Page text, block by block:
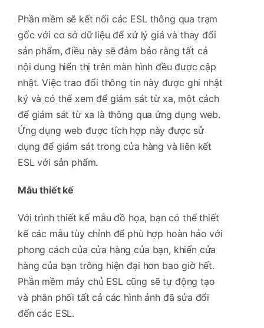
Phần mềm sẽ kết nối các ESL thông qua trạm
gốc với cơ sở dữ liệu để xử lý giá và thay đổi
sản phẩm, điều này sẽ đảm bảo rằng tất cả
nội dung hiển thị trên màn hình đều được cập
nhật. Việc trao đổi thông tin này được ghi nhật
ký và có thể xem để giám sát từ xa, một cách
để giám sát từ xa là thông qua ứng dụng web.
Ứng dụng web được tích hợp này được sử
dụng để giám sát trong cửa hàng và liên kết
ESL với sản phẩm.
Mẫu thiết kế
Với trình thiết kế mẫu đồ họa, bạn có thể thiết
kế các mẫu tùy chỉnh để phù hợp hoàn hảo với
phong cách của cửa hàng của bạn, khiến cửa
hàng của bạn trông hiện đại hơn bao giờ hết.
Phần mềm máy chủ ESL cũng sẽ tự động tạo
và phân phối tất cả các hình ảnh đã sửa đổi
đến các ESL.